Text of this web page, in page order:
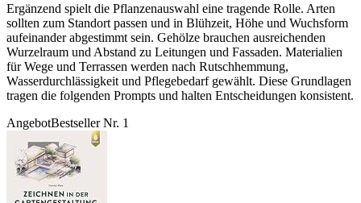
Ergänzend spielt die Pflanzenauswahl eine tragende Rolle. Arten
sollten zum Standort passen und in Blühzeit, Höhe und Wuchsform
aufeinander abgestimmt sein. Gehölze brauchen ausreichenden
Wurzelraum und Abstand zu Leitungen und Fassaden. Materialien
für Wege und Terrassen werden nach Rutschhemmung,
Wasserdurchlässigkeit und Pflegebedarf gewählt. Diese Grundlagen
tragen die folgenden Prompts und halten Entscheidungen konsistent.
AngebotBestseller Nr. 1